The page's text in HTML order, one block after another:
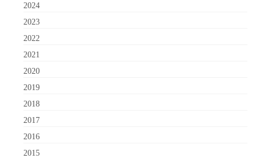
2024
2023
2022
2021
2020
2019
2018
2017
2016
2015